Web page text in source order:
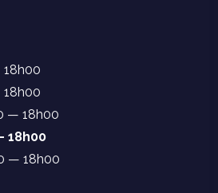
— 18h00
18h00
— 18h00